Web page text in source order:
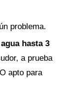
problema.
hasta 3
a prueba
apto para